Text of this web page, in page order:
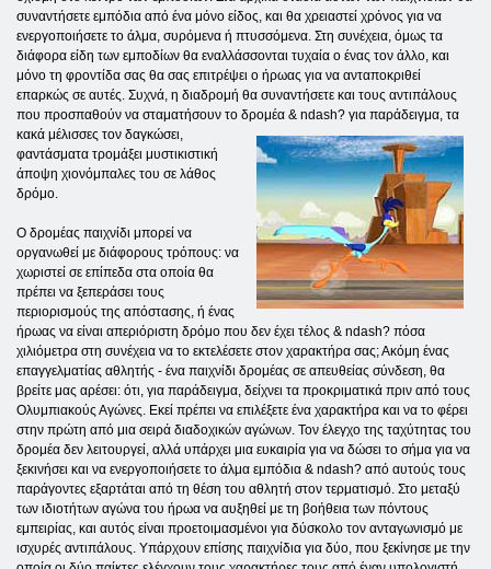
συναντήσετε εμπόδια από ένα μόνο είδος, και θα χρειαστεί χρόνος για να
ενεργοποιήσετε το άλμα, συρόμενα ή πτυσσόμενα. Στη συνέχεια, όμως τα
διάφορα είδη των εμποδίων θα εναλλάσσονται τυχαία ο ένας τον άλλο, και
μόνο τη φροντίδα σας θα σας επιτρέψει ο ήρωας για να ανταποκριθεί
επαρκώς σε αυτές. Συχνά, η διαδρομή θα συναντήσετε και τους αντιπάλους
που προσπαθούν να σταματήσουν το δρομέα & ndash? για παράδειγμα, τα
κακά μέλισσες τον δαγκώσει,
φαντάσματα τρομάξει μυστικιστική
άποψη χιονόμπαλες του σε λάθος
δρόμο.
Ο δρομέας παιχνίδι μπορεί να
οργανωθεί με διάφορους τρόπους: να
χωριστεί σε επίπεδα στα οποία θα
πρέπει να ξεπεράσει τους
περιορισμούς της απόστασης, ή ένας
ήρωας να είναι απεριόριστη δρόμο που δεν έχει τέλος & ndash? πόσα
χιλιόμετρα στη συνέχεια να το εκτελέσετε στον χαρακτήρα σας; Ακόμη ένας
επαγγελματίας αθλητής - ένα παιχνίδι δρομέας σε απευθείας σύνδεση, θα
βρείτε μας αρέσει: ότι, για παράδειγμα, δείχνει τα προκριματικά πριν από τους
Ολυμπιακούς Αγώνες. Εκεί πρέπει να επιλέξετε ένα χαρακτήρα και να το φέρει
στην πρώτη από μια σειρά διαδοχικών αγώνων. Τον έλεγχο της ταχύτητας του
δρομέα δεν λειτουργεί, αλλά υπάρχει μια ευκαιρία για να δώσει το σήμα για να
ξεκινήσει και να ενεργοποιήσετε το άλμα εμπόδια & ndash? από αυτούς τους
παράγοντες εξαρτάται από τη θέση του αθλητή στον τερματισμό. Στο μεταξύ
των ιδιοτήτων αγώνα του ήρωα να αυξηθεί με τη βοήθεια των πόντους
εμπειρίας, και αυτός είναι προετοιμασμένοι για δύσκολο τον ανταγωνισμό με
ισχυρές αντιπάλους. Υπάρχουν επίσης παιχνίδια για δύο, που ξεκίνησε με την